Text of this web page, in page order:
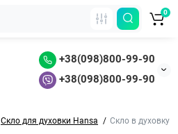
+38(098)800-99-90
+38(098)800-99-90
0
Скло для духовки Hansa Скло в духовку